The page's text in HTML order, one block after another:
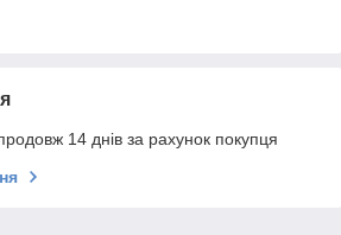
14 днів за рахунок покупця